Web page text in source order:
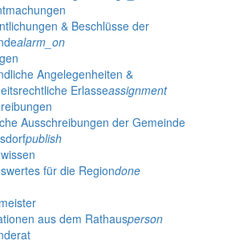
& Beschlüsse der
alarm_on
Angelegenheiten &
Erlasseassignment
Ausschreibungen der Gemeinde
publish
für die Regiondone
aus dem Rathausperson